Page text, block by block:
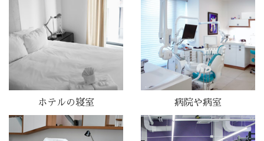
ホテルの寝室 病院や病室